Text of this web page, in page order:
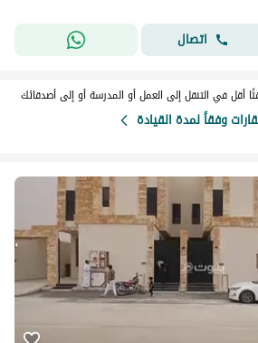
اتصال
أقل في التنقل إلى العمل أو المدرسة أو إلى أصدقائك
وفقاً لمدة القيادة